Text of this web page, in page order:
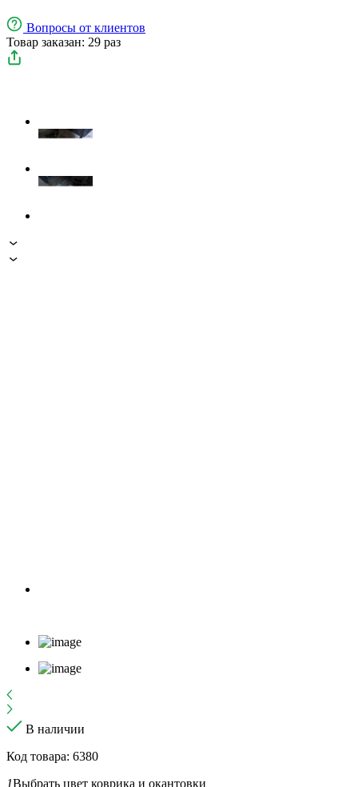
Вопросы от клиентов
Товар заказан: 29 раз
В наличии
Код товара: 6380
1Выбрать цвет коврика и окантовки